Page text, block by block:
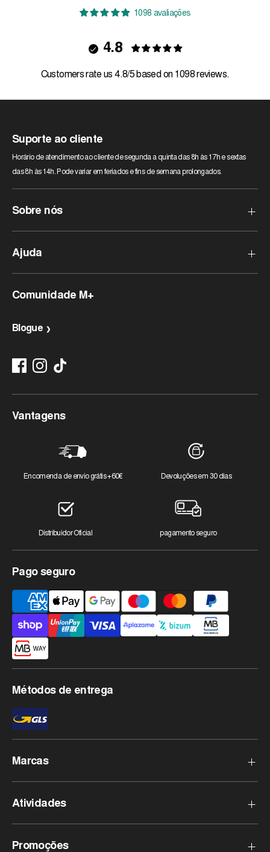
1098 avaliações
4.8
Customers rate us 4.8/5 based on 1098 reviews.
Sobre nós
Nossas lojas
Comentários sobre M+Store
Customers rate us 4.8/5 based on 1098 reviews.
Ajuda
Como devolver um produto?
Status do pedido
Suporte ao cliente
Horário de atendimento ao cliente de segunda a quinta das 8h às 17h e sextas
das 8h às 14h. Pode variar em feriados e fins de semana prolongados.
Comunidade M+
Blogue
Vantagens
Encomenda de envio grátis +60€ Devoluções em 30 dias
Distribuidor Oficial pagamento seguro
Pago seguro
Métodos
de
pagamento
aceites
Métodos de entrega
Marcas
Rossignol
Protest
Atividades
Promoções